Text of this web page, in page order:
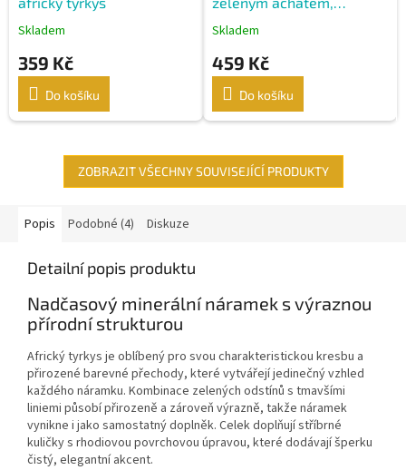
Skladem
359 Kč
Do košíku
africkým tyrkysem a
Skladem
459 Kč
Do košíku
ZOBRAZIT VŠECHNY SOUVISEJÍCÍ PRODUKTY
Popis Podobné (4) Diskuze
Detailní popis produktu
Nadčasový minerální náramek s výraznou
přírodní strukturou
Africký tyrkys je oblíbený pro svou charakteristickou kresbu a
přirozené barevné přechody, které vytvářejí jedinečný vzhled
každého náramku. Kombinace zelených odstínů s tmavšími
liniemi působí přirozeně a zároveň výrazně, takže náramek
vynikne i jako samostatný doplněk. Celek doplňují stříbrné
kuličky s rhodiovou povrchovou úpravou, které dodávají šperku
čistý, elegantní akcent.